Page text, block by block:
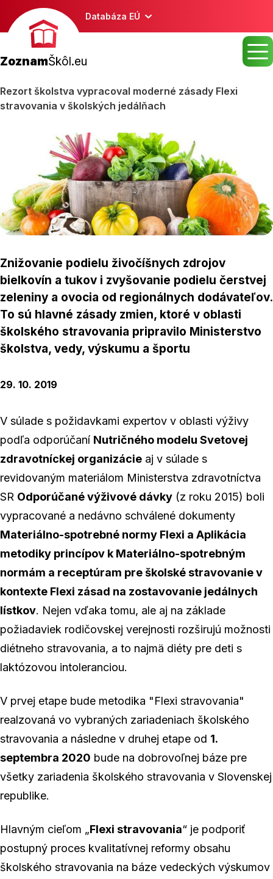
Databáza EÚ
ZoznamŠkôl.eu
Rezort školstva vypracoval moderné zásady Flexi
stravovania v školských jedálňach
Znižovanie podielu živočíšnych zdrojov
bielkovín a tukov i zvyšovanie podielu čerstvej
zeleniny a ovocia od regionálnych dodávateľov.
To sú hlavné zásady zmien, ktoré v oblasti
školského stravovania pripravilo Ministerstvo
školstva, vedy, výskumu a športu
29. 10. 2019
V súlade s požidavkami expertov v oblasti výživy
podľa odporúčaní Nutričného modelu Svetovej
zdravotníckej organizácie aj v súlade s
revidovaným materiálom Ministerstva zdravotníctva
SR Odporúčané výživové dávky (z roku 2015) boli
vypracované a nedávno schválené dokumenty
Materiálno-spotrebné normy Flexi a Aplikácia
metodiky princípov k Materiálno-spotrebným
normám a receptúram pre školské stravovanie v
kontexte Flexi zásad na zostavovanie jedálnych
lístkov. Nejen vďaka tomu, ale aj na základe
požiadaviek rodičovskej verejnosti rozširujú možnosti
diétneho stravovania, a to najmä diéty pre deti s
laktózovou intoleranciou.
V prvej etape bude metodika "Flexi stravovania"
realzovaná vo vybraných zariadeniach školského
stravovania a následne v druhej etape od 1.
septembra 2020 bude na dobrovoľnej báze pre
všetky zariadenia školského stravovania v Slovenskej
republike.
Hlavným cieľom „Flexi stravovania“ je podporiť
postupný proces kvalitatívnej reformy obsahu
školského stravovania na báze vedeckých výskumov